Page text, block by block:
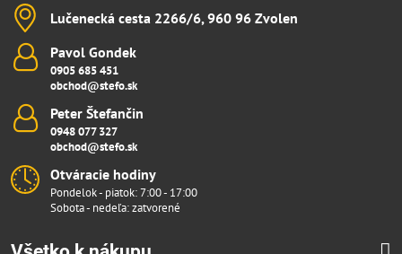
Lučenecká cesta 2266/6, 960 96 Zvolen
Pavol Gondek
0905 685 451
obchod@stefo.sk
Peter Štefančin
0948 077 327
obchod@stefo.sk
Otváracie hodiny
Pondelok - piatok: 7:00 - 17:00
Sobota - nedeľa: zatvorené